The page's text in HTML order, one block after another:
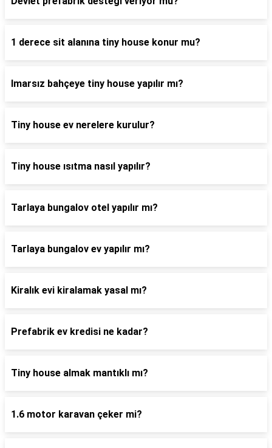
1 derece sit alanına tiny house konur mu?
Imarsız bahçeye tiny house yapılır mı?
Tiny house ev nerelere kurulur?
Tiny house ısıtma nasıl yapılır?
Tarlaya bungalov otel yapılır mı?
Tarlaya bungalov ev yapılır mı?
Kiralık evi kiralamak yasal mı?
Prefabrik ev kredisi ne kadar?
Tiny house almak mantıklı mı?
1.6 motor karavan çeker mi?